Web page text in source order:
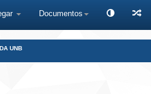
Documentos
UNB